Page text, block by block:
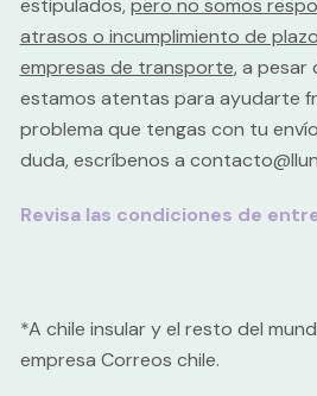
estipulados, pero no somos
atrasos o incumplimiento de
empresas de transporte, a pesar
estamos atentas para ayudarte
problema que tengas con tu
duda, escríbenos a
Revisa las condiciones de
*A chile insular y el resto del
empresa Correos chile.